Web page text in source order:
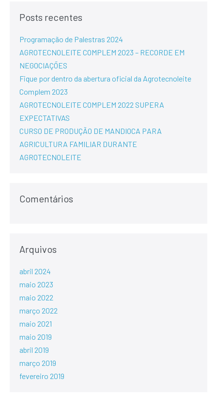
Posts recentes
Programação de Palestras 2024
AGROTECNOLEITE COMPLEM 2023 – RECORDE EM
NEGOCIAÇÕES
Fique por dentro da abertura oficial da Agrotecnoleite
Complem 2023
AGROTECNOLEITE COMPLEM 2022 SUPERA
EXPECTATIVAS
CURSO DE PRODUÇÃO DE MANDIOCA PARA
AGRICULTURA FAMILIAR DURANTE
AGROTECNOLEITE
Comentários
Arquivos
abril 2024
maio 2023
maio 2022
março 2022
maio 2021
maio 2019
abril 2019
março 2019
fevereiro 2019